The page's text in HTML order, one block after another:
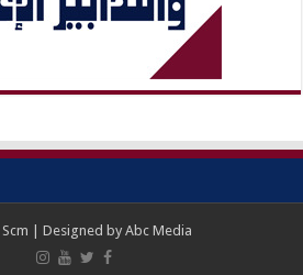
Scm | Designed by Abc Media